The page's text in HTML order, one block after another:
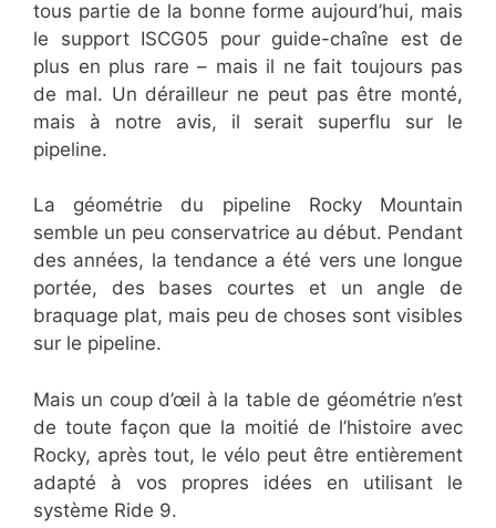
tous partie de la bonne forme aujourd’hui, mais
le support ISCG05 pour guide-chaîne est de
plus en plus rare – mais il ne fait toujours pas
de mal. Un dérailleur ne peut pas être monté,
mais à notre avis, il serait superflu sur le
pipeline.
La géométrie du pipeline Rocky Mountain
semble un peu conservatrice au début. Pendant
des années, la tendance a été vers une longue
portée, des bases courtes et un angle de
braquage plat, mais peu de choses sont visibles
sur le pipeline.
Mais un coup d’œil à la table de géométrie n’est
de toute façon que la moitié de l’histoire avec
Rocky, après tout, le vélo peut être entièrement
adapté à vos propres idées en utilisant le
système Ride 9.